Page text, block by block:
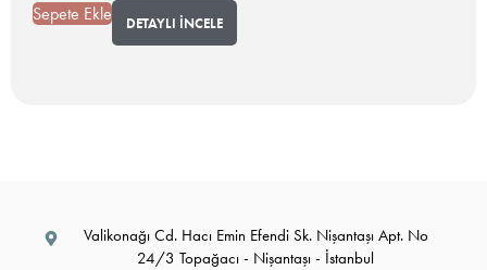
Sepete Ekle DETAYLI İNCELE
Valikonağı Cd. Hacı Emin Efendi Sk. Nişantaşı Apt. No
24/3 Topağacı - Nişantaşı - İstanbul